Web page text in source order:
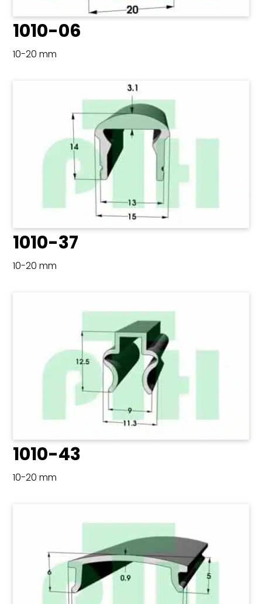
1010-06
10-20 mm
1010-37
10-20 mm
1010-43
10-20 mm